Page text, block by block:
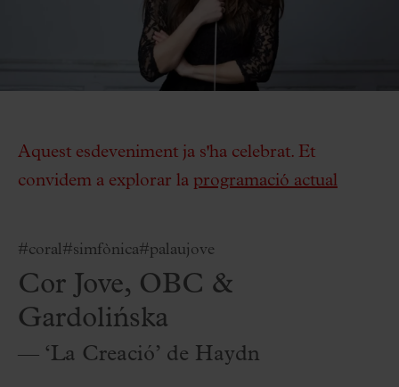
Aquest esdeveniment ja s'ha celebrat. Et
convidem a explorar la programació actual
#coral#simfònica#palaujove
Cor Jove, OBC &
Gardolińska
— ‘La Creació’ de Haydn